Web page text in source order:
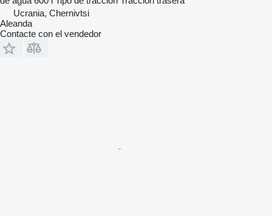
Ucrania, Chernivtsi
Aleanda
Contacte con el vendedor